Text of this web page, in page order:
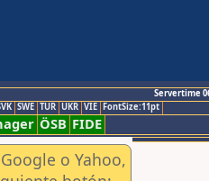
Servertime
SWE TUR UKR VIE FontSize:11pt
ÖSB FIDE
o Yahoo,